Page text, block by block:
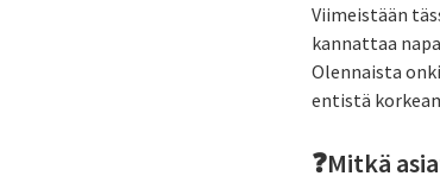
Viimeistään
kannattaa
Olennaista
entistä
❓Mitkä